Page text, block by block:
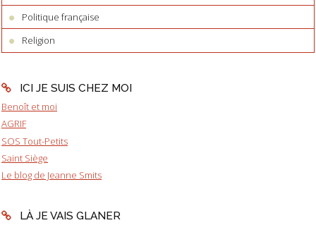
Politique française
Religion
ICI JE SUIS CHEZ MOI
Benoît et moi
AGRIF
SOS Tout-Petits
Saint Siège
Le blog de Jeanne Smits
LÀ JE VAIS GLANER